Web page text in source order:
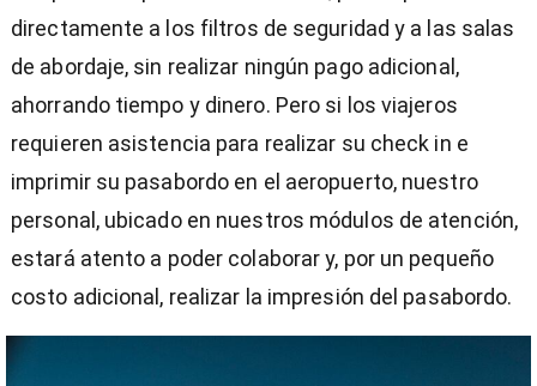
directamente a los filtros de seguridad y a las salas
de abordaje, sin realizar ningún pago adicional,
ahorrando tiempo y dinero. Pero si los viajeros
requieren asistencia para realizar su check in e
imprimir su pasabordo en el aeropuerto, nuestro
personal, ubicado en nuestros módulos de atención,
estará atento a poder colaborar y, por un pequeño
costo adicional, realizar la impresión del pasabordo.